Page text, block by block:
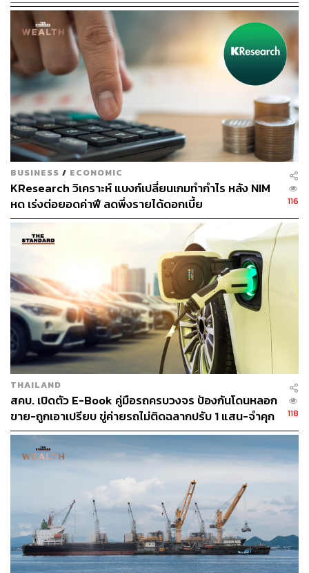
เห็นได้ชัดจากส่วนแบ่งตลาดของไทยที่ลดลงจากปีก่อน 2%
ในกลุ่มรถยนต์นั่ง และลดลง 5% ในกลุ่มรถเพื่อการพาณิชย์
ทั้งนี้ ปัจจัยกดดันสำคัญ 2 เรื่องที่ทำให้ไทยส่งออกรถยนต์
HEV&PHEV ไปออสเตรเลียลดลงถึง 15.1% (YoY) ในช่วง 7
เดือนแรกของปี 2568 สวนทางตลาดออสเตรเลียที่กำลังขยาย
ตัวคือ
การที่ไทยยังไม่มีการผลิตรถยนต์ PHEV ส่งออกไปต่าง
ประเทศในปีนี้ และ
รถยนต์ HEV บางรุ่นที่ผลิตจากไทยอาจไม่สามารถตอบ
โจทย์มาตรฐานใหม่ของออสเตรเลียได้ ซึ่งสถานการณ์
เดียวกันนี้พบกับรถยนต์ HEV&PHEV ผลิตส่งออกจาก
ญี่ปุ่น (ประเทศผู้ลงทุนหลักในอุตสาหกรรมรถยนต์ไทย)
เช่นกัน ที่ก็มีทิศทางหดตัว 13 8% (YoY)
ทั้งนี้ การหดตัวของการส่งออกทั้งจากไทยและญี่ปุ่นดังกล่าว
สะท้อนให้เห็นว่าการเร่งพัฒนารุ่นรถยนต์ของค่ายรถสัญชาติ
ญี่ปุ่นที่ตอบโจทย์มาตรฐานใหม่ของออสเตรเลียเพิ่มขึ้นอาจ
เป็นสิ่งจำเป็น ก่อนเสียส่วนแบ่งตลาดเพิ่มให้รถยนต์จากจีน
เกาหลีใต้ สหรัฐฯ และแอฟริกาใต้ เป็นต้น ซึ่งปัจจุบันพบ
ออสเตรเลียหันนำเข้าจากประเทศเหล่านี้ทดแทนเพิ่มขึ้นอย่าง
ชัดเจนในกลุ่มรถยนต์ HEV&PHEV
ประเด็นสำคัญที่ต้องติดตามต่อ เนื่องจากมีผลต่อการ
ส่งออกรถยนต์ไทย
มาตรฐานการปล่อยก๊าซ CO2 ของรถยนต์ส่งออกไป
ออสเตรเลียเข้มงวดขึ้นทุกปี โดยตั้งแต่ปี 2571 หากวัด
ด้วยระดับเทคโนโลยีปัจจุบันจะเหลือเพียงรถยนต์
PHEV และ BEV ที่ผ่านเกณฑ์ได้
BUSINESS / ECONOMIC
KResearch วิเคราะห์ แบงก์เปลี่ยนเกมทำกำไร หลัง NIM
หด เร่งต่อยอดค่าฟี ลดพึ่งรายได้ดอกเบี้ย
116
THAILAND
สคบ. เปิดตัว E-Book คู่มือรถครบวงจร ป้องกันโดนหลอก
ขาย-ถูกเอาเปรียบ ขู่ค่ายรถไม่ติดฉลากปรับ 1 แสน-จำคุก
118